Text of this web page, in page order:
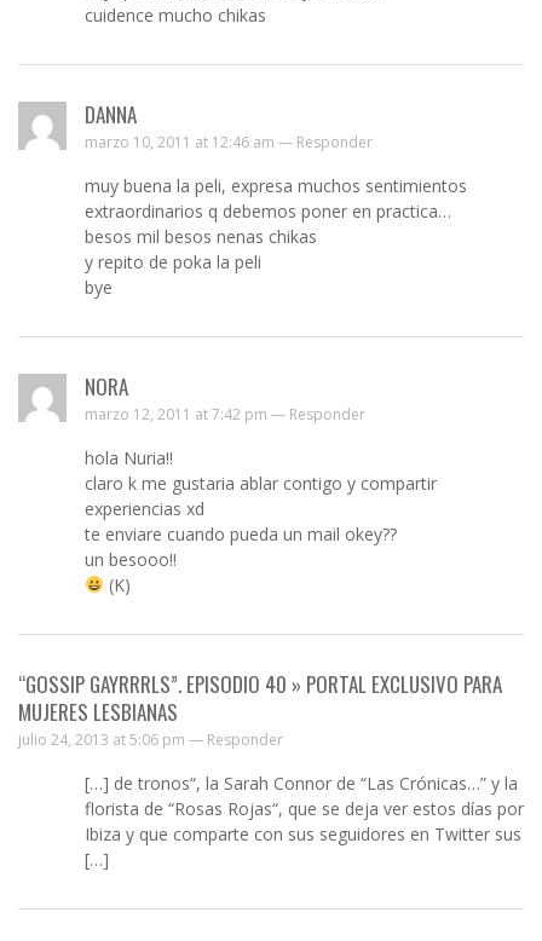
cuidence mucho chikas
DANNA
marzo 10, 2011 at 12:46 am — Responder
muy buena la peli, expresa muchos sentimientos
extraordinarios q debemos poner en practica…
besos mil besos nenas chikas
y repito de poka la peli
bye
NORA
marzo 12, 2011 at 7:42 pm — Responder
hola Nuria!!
claro k me gustaria ablar contigo y compartir
experiencias xd
te enviare cuando pueda un mail okey??
un besooo!!
(K)
“GOSSIP GAYRRRLS”. EPISODIO 40 » PORTAL EXCLUSIVO PARA
MUJERES LESBIANAS
julio 24, 2013 at 5:06 pm — Responder
[…] de tronos“, la Sarah Connor de “Las Crónicas…” y la
florista de “Rosas Rojas“, que se deja ver estos días por
Ibiza y que comparte con sus seguidores en Twitter sus
[…]